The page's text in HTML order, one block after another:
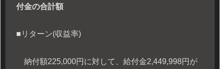
付金の合計額
■リターン(収益率)
納付額225,000円に対して、給付金2,449,998円が